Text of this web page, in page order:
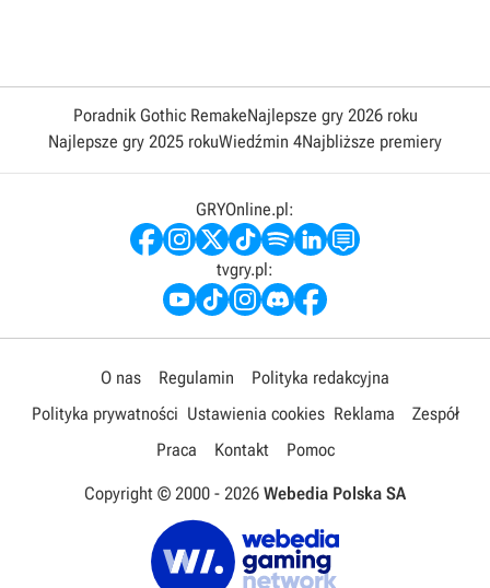
Poradnik Gothic RemakeNajlepsze gry 2026 roku
Najlepsze gry 2025 rokuWiedźmin 4Najbliższe premiery
GRYOnline.pl:
tvgry.pl:
O nas Regulamin
Polityka redakcyjna
Polityka prywatności Ustawienia cookies Reklama
Zespół
Praca
Kontakt Pomoc
Copyright © 2000 - 2026 Webedia Polska SA